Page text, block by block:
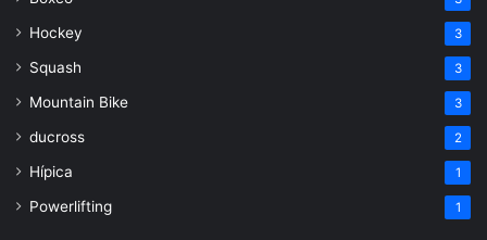
Hockey 3
Squash 3
Mountain Bike 3
ducross 2
Hípica 1
Powerlifting 1